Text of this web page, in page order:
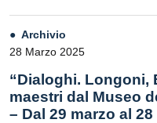
Archivio
28 Marzo 2025
“Dialoghi. Longoni,
maestri dal Museo
– Dal 29 marzo al